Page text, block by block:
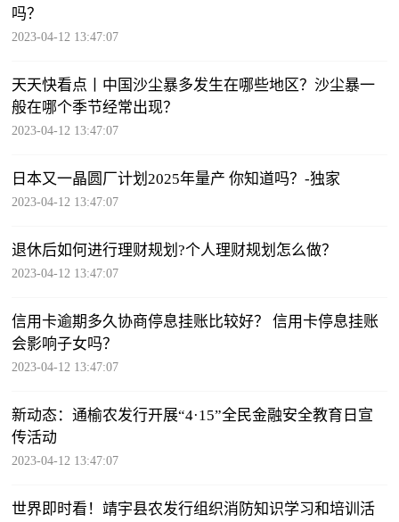
吗？
2023-04-12 13:47:07
天天快看点丨中国沙尘暴多发生在哪些地区？沙尘暴一
般在哪个季节经常出现？
2023-04-12 13:47:07
日本又一晶圆厂计划2025年量产 你知道吗？-独家
2023-04-12 13:47:07
退休后如何进行理财规划?个人理财规划怎么做？
2023-04-12 13:47:07
信用卡逾期多久协商停息挂账比较好？ 信用卡停息挂账
会影响子女吗？
2023-04-12 13:47:07
新动态：通榆农发行开展“4·15”全民金融安全教育日宣
传活动
2023-04-12 13:47:07
世界即时看！靖宇县农发行组织消防知识学习和培训活